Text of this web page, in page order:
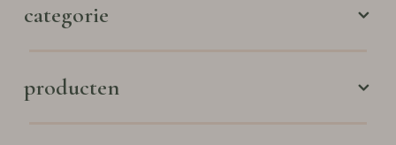
categorie
producten